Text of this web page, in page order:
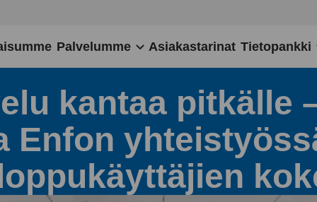
Palvelumme Asiakastarinat Tietopankki
kantaa pitkälle
Enfon